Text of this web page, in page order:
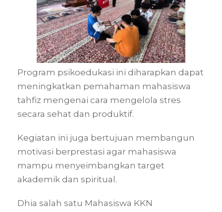
Program psikoedukasi ini diharapkan dapat
meningkatkan pemahaman mahasiswa
tahfiz mengenai cara mengelola stres
secara sehat dan produktif.
Kegiatan ini juga bertujuan membangun
motivasi berprestasi agar mahasiswa
mampu menyeimbangkan target
akademik dan spiritual.
Dhia salah satu Mahasiswa KKN